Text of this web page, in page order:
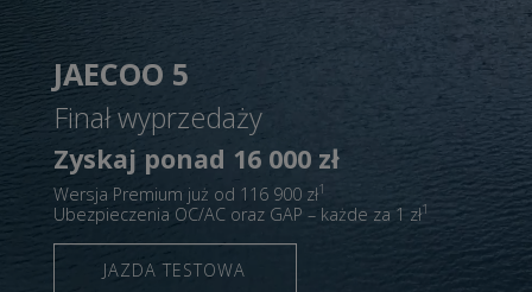
JAECOO 5
Finał wyprzedaży
Zyskaj ponad 16 000 zł
Wersja Premium już od 116 900 zł1
Ubezpieczenia OC/AC oraz GAP – każde za 1 zł1
JAZDA TESTOWA